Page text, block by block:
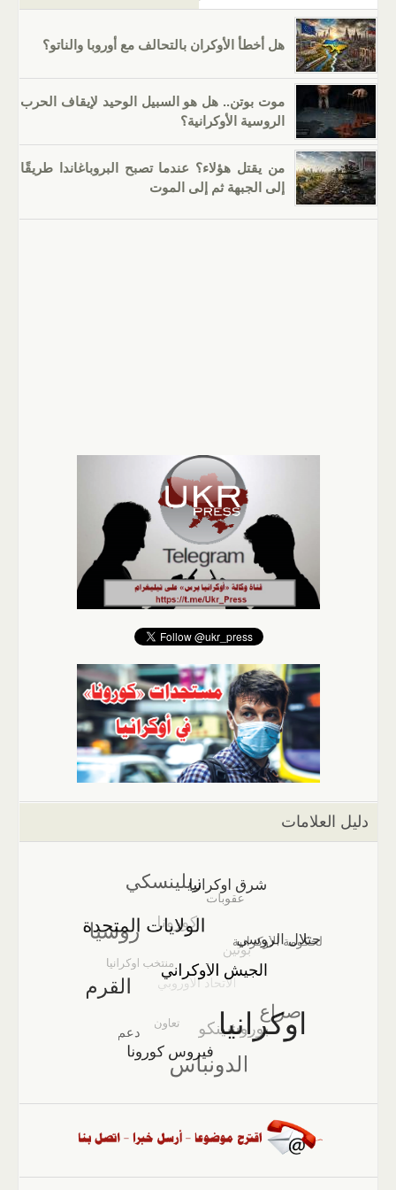
هل أخطأ الأوكران بالتحالف مع أوروبا والناتو؟
موت بوتن.. هل هو السبيل الوحيد لإيقاف الحرب
الروسية الأوكرانية؟
من يقتل هؤلاء؟ عندما تصبح البروباغاندا طريقًا
إلى الجبهة ثم إلى الموت
دليل العلامات